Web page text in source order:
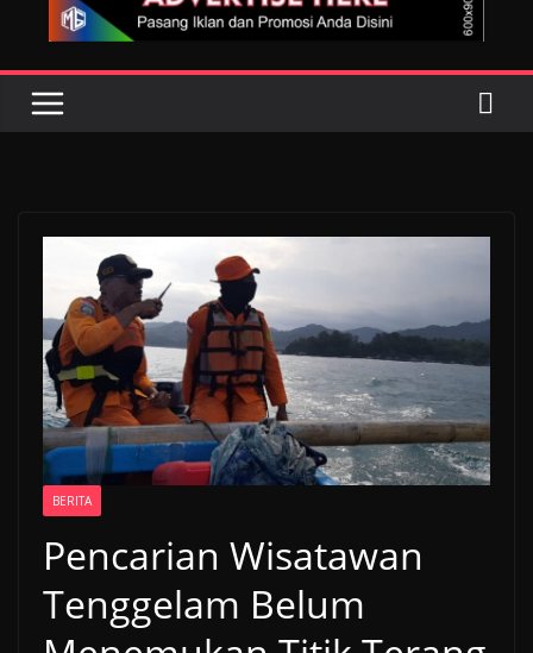
BERITA
Pencarian Wisatawan
Tenggelam Belum